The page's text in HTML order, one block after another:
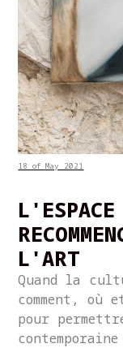
18 of May 2021
L'ART
Quand la
comment, où
pour